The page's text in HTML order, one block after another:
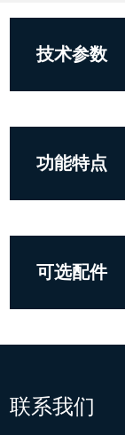
技术参数
功能特点
可选配件
联系我们